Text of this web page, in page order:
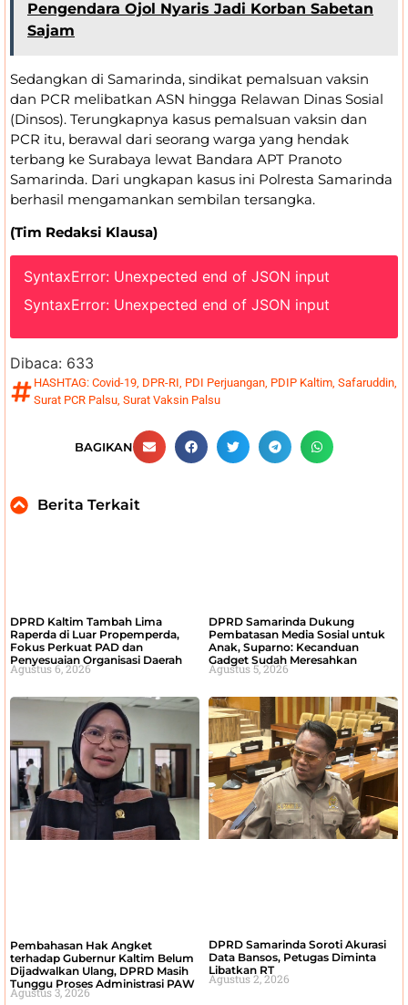
Pengendara Ojol Nyaris Jadi Korban Sabetan
Sajam
Sedangkan di Samarinda, sindikat pemalsuan vaksin
dan PCR melibatkan ASN hingga Relawan Dinas Sosial
(Dinsos). Terungkapnya kasus pemalsuan vaksin dan
PCR itu, berawal dari seorang warga yang hendak
terbang ke Surabaya lewat Bandara APT Pranoto
Samarinda. Dari ungkapan kasus ini Polresta Samarinda
berhasil mengamankan sembilan tersangka.
(Tim Redaksi Klausa)
SyntaxError: Unexpected end of JSON input
SyntaxError: Unexpected end of JSON input
Dibaca: 633
HASHTAG: Covid-19, DPR-RI, PDI Perjuangan, PDIP Kaltim, Safaruddin,
Surat PCR Palsu, Surat Vaksin Palsu
BAGIKAN
Berita Terkait
DPRD Kaltim Tambah Lima
Raperda di Luar Propemperda,
Fokus Perkuat PAD dan
Penyesuaian Organisasi Daerah
Agustus 6, 2026
DPRD Samarinda Dukung
Pembatasan Media Sosial untuk
Anak, Suparno: Kecanduan
Gadget Sudah Meresahkan
Agustus 5, 2026
Pembahasan Hak Angket
terhadap Gubernur Kaltim Belum
Dijadwalkan Ulang, DPRD Masih
Tunggu Proses Administrasi PAW
Agustus 3, 2026
DPRD Samarinda Soroti Akurasi
Data Bansos, Petugas Diminta
Libatkan RT
Agustus 2, 2026